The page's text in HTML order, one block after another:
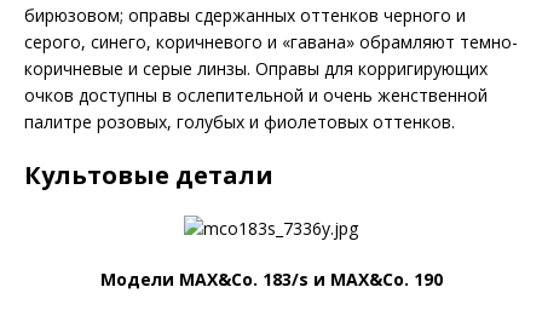
бирюзовом; оправы сдержанных оттенков черного и
серого, синего, коричневого и «гавана» обрамляют темно-
коричневые и серые линзы. Оправы для корригирующих
очков доступны в ослепительной и очень женственной
палитре розовых, голубых и фиолетовых оттенков.
Культовые детали
Модели MAX&Co. 183/s и MAX&Co. 190